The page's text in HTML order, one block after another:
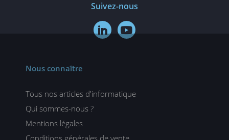
Suivez-nous
 
Nous connaître
Tous nos articles d'informatique
Qui sommes-nous ?
Mentions légales